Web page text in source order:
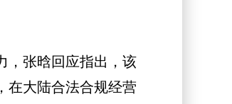
张晗回应指出，该
在大陆合法合规经营